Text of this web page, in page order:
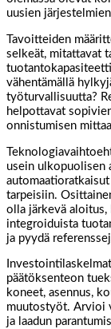
uusien
Tavoitteiden
selkeät, mitattavat
vähentämällä
työturvallisuutta?
helpottavat
onnistumisen
usein ulkopuolisen
tarpeisiin.
olla järkevä
integroiduista
ja pyydä
päätöksenteon
koneet, asennus,
muutostyöt. Arvioi
ja laadun